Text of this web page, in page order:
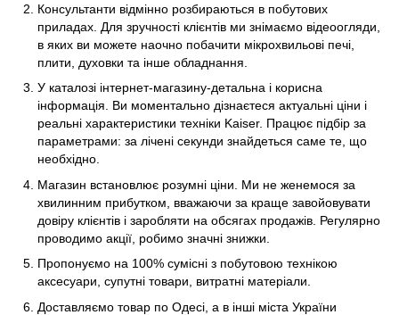
Консультанти відмінно розбираються в побутових
приладах. Для зручності клієнтів ми знімаємо відеоогляди,
в яких ви можете наочно побачити мікрохвильові печі,
плити, духовки та інше обладнання.
У каталозі інтернет-магазину-детальна і корисна
інформація. Ви моментально дізнаєтеся актуальні ціни і
реальні характеристики техніки Kaiser. Працює підбір за
параметрами: за лічені секунди знайдеться саме те, що
необхідно.
Магазин встановлює розумні ціни. Ми не женемося за
хвилинним прибутком, вважаючи за краще завойовувати
довіру клієнтів і заробляти на обсягах продажів. Регулярно
проводимо акції, робимо значні знижки.
Пропонуємо на 100% сумісні з побутовою технікою
аксесуари, супутні товари, витратні матеріали.
Доставляємо товар по Одесі, а в інші міста України